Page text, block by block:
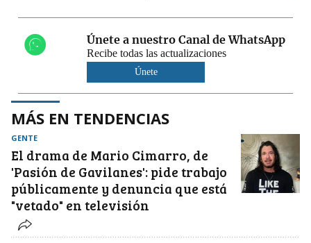
Únete a nuestro Canal de WhatsApp
Recibe todas las actualizaciones
Únete
MÁS EN TENDENCIAS
GENTE
El drama de Mario Cimarro, de
'Pasión de Gavilanes': pide trabajo
públicamente y denuncia que está
"vetado" en televisión